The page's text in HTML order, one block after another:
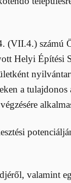
számú
Helyi Építési
a
valamint